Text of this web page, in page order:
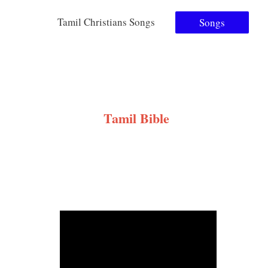
Tamil Christians Songs Songs
Tamil Bible